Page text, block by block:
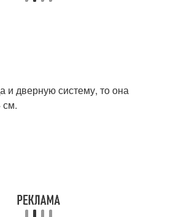
и дверную систему, то она
см.